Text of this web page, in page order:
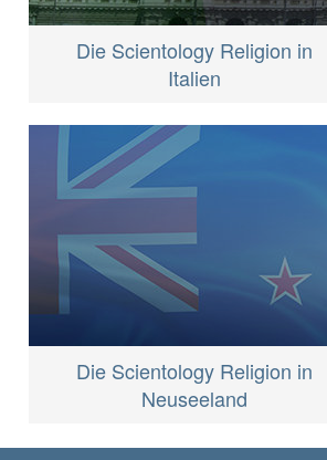
Die Scientology Religion in
Italien
Die Scientology Religion in
Neuseeland